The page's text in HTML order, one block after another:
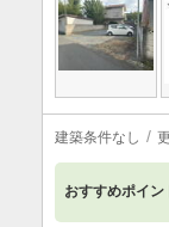
建築条件なし
おすすめポイン